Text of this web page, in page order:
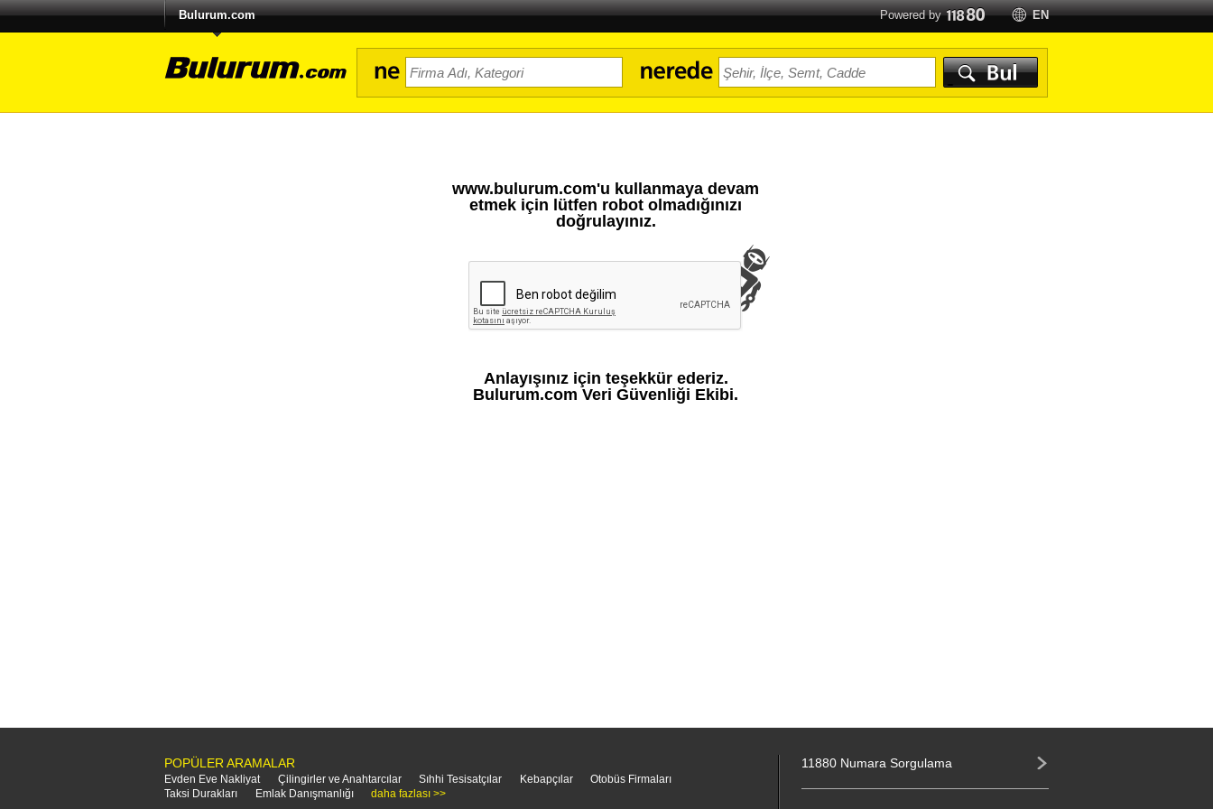
Bulurum.com Powered by EN
www.bulurum.com'u kullanmaya devam
etmek için lütfen robot olmadığınızı
doğrulayınız.
Anlayışınız için teşekkür ederiz.
Bulurum.com Veri Güvenliği Ekibi.
POPÜLER ARAMALAR
Evden Eve Nakliyat Çilingirler ve Anahtarcılar Sıhhi Tesisatçılar Kebapçılar
Otobüs Firmaları
Taksi Durakları
Emlak Danışmanlığı daha fazlası >>
11880 Numara Sorgulama